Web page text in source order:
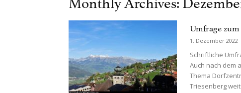
Umfrage
1. Dezember 2022
Schriftliche
Auch nach dem
Thema
Triesenberg